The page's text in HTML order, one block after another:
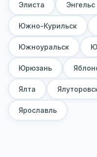
Элиста Энгельс
Южно-Курильск
Южноуральск
Юрюзань
Ялта
Ярославль